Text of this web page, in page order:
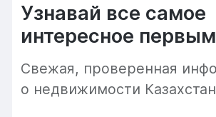
Узнавай все самое
интересное первым
Cвежая, проверенная
о недвижимости